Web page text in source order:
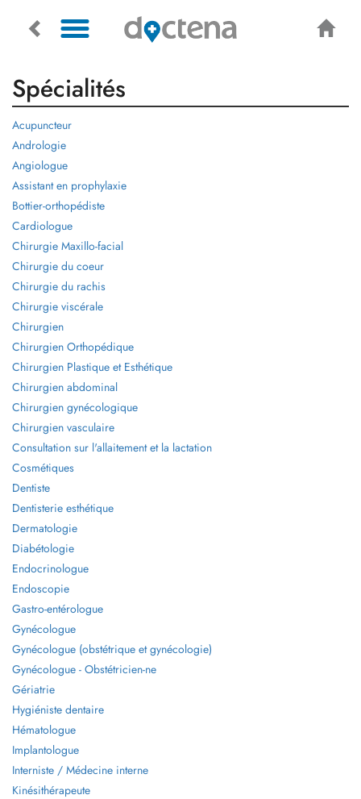
Spécialités
Acupuncteur
Andrologie
Angiologue
Assistant en prophylaxie
Bottier-orthopédiste
Cardiologue
Chirurgie Maxillo-facial
Chirurgie du coeur
Chirurgie du rachis
Chirurgie viscérale
Chirurgien
Chirurgien Orthopédique
Chirurgien Plastique et Esthétique
Chirurgien abdominal
Chirurgien gynécologique
Chirurgien vasculaire
Consultation sur l'allaitement et la lactation
Cosmétiques
Dentiste
Dentisterie esthétique
Dermatologie
Diabétologie
Endocrinologue
Endoscopie
Gastro-entérologue
Gynécologue
Gynécologue (obstétrique et gynécologie)
Gynécologue - Obstétricien-ne
Gériatrie
Hygiéniste dentaire
Hématologue
Implantologue
Interniste / Médecine interne
Kinésithérapeute